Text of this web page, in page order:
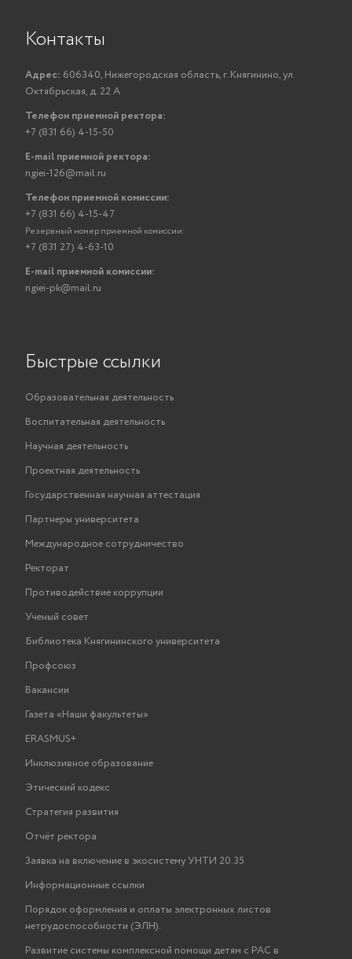
Контакты
Адрес: 606340, Нижегородская область, г. Княгинино, ул.
Октябрьская, д. 22 А
Телефон приемной ректора:
+7 (831 66) 4-15-50
E-mail приемной ректора:
ngiei-126@mail.ru
Телефон приемной комиссии:
+7 (831 66) 4-15-47
Резервный номер приемной комиссии:
+7 (831 27) 4-63-10
E-mail приемной комиссии:
ngiei-pk@mail.ru
Быстрые ссылки
Образовательная деятельность
Воспитательная деятельность
Научная деятельность
Проектная деятельность
Государственная научная аттестация
Партнеры университета
Международное сотрудничество
Ректорат
Противодействие коррупции
Ученый совет
Библиотека Княгининского университета
Профсоюз
Вакансии
Газета «Наши факультеты»
ERASMUS+
Инклюзивное образование
Этический кодекс
Стратегия развития
Отчёт ректора
Заявка на включение в экосистему УНТИ 20.35
Информационные ссылки
Порядок оформления и оплаты электронных листов
нетрудоспособности (ЭЛН).
Развитие системы комплексной помощи детям с РАС в